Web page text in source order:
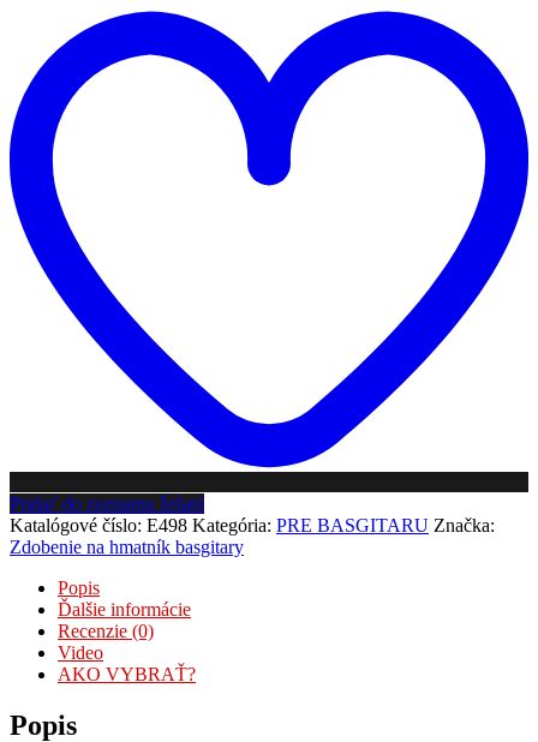
Pridať do zoznamu želaní
Katalógové číslo: E498 Kategória: PRE BASGITARU Značka:
Zdobenie na hmatník basgitary
Popis
Ďalšie informácie
Recenzie (0)
Video
AKO VYBRAŤ?
Popis